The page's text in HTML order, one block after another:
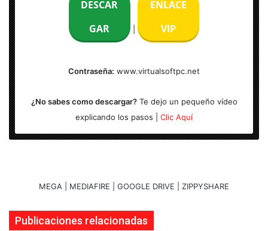
DESCAR
GAR
ENLACE
VIP
Contraseña: www.virtualsoftpc.net
¿No sabes como descargar?Te dejo un pequeño vídeo
explicando los pasos | Clic Aquí
MEGA | MEDIAFIRE | GOOGLE DRIVE | ZIPPYSHARE
Publicaciones relacionadas